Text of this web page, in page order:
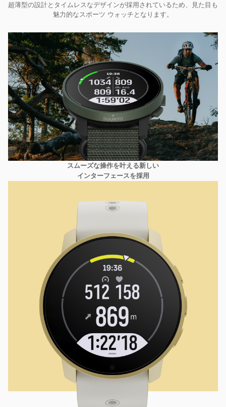
超薄型の設計とタイムレスなデザインが採用されているため、見た目も
魅力的なスポーツ ウォッチとなります。
スムーズな操作を叶える新しい
インターフェースを採用
除外ワード